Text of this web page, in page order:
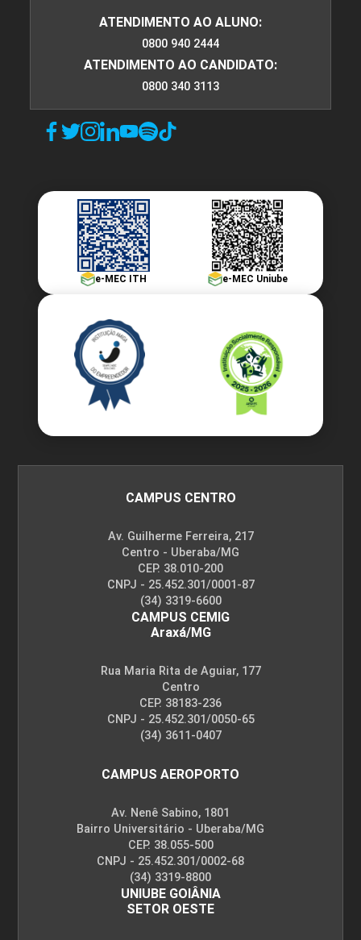
ATENDIMENTO AO ALUNO:
0800 940 2444
ATENDIMENTO AO CANDIDATO:
0800 340 3113
e-MEC ITH e-MEC Uniube
CAMPUS CENTRO
Av. Guilherme Ferreira, 217
Centro - Uberaba/MG
CEP. 38.010-200
CNPJ - 25.452.301/0001-87
(34) 3319-6600
CAMPUS CEMIG
Araxá/MG
Rua Maria Rita de Aguiar, 177
Centro
CEP. 38183-236
CNPJ - 25.452.301/0050-65
(34) 3611-0407
CAMPUS AEROPORTO
Av. Nenê Sabino, 1801
Bairro Universitário - Uberaba/MG
CEP. 38.055-500
CNPJ - 25.452.301/0002-68
(34) 3319-8800
UNIUBE GOIÂNIA
SETOR OESTE